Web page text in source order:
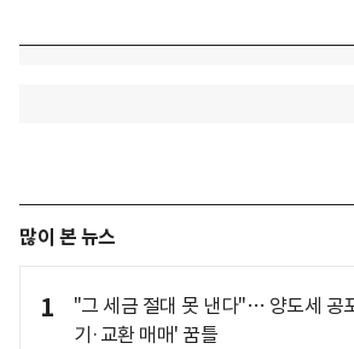
많이 본 뉴스
1
"그 세금 절대 못 낸다"… 양도세 공
기·교환 매매' 꿈틀